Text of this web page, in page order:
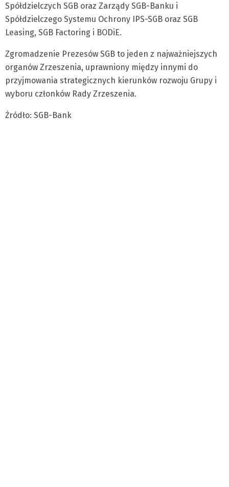
Spółdzielczych SGB oraz Zarządy SGB-Banku i
Spółdzielczego Systemu Ochrony IPS-SGB oraz SGB
Leasing, SGB Factoring i BODiE.
Zgromadzenie Prezesów SGB to jeden z najważniejszych
organów Zrzeszenia, uprawniony między innymi do
przyjmowania strategicznych kierunków rozwoju Grupy i
wyboru członków Rady Zrzeszenia.
Źródło: SGB-Bank